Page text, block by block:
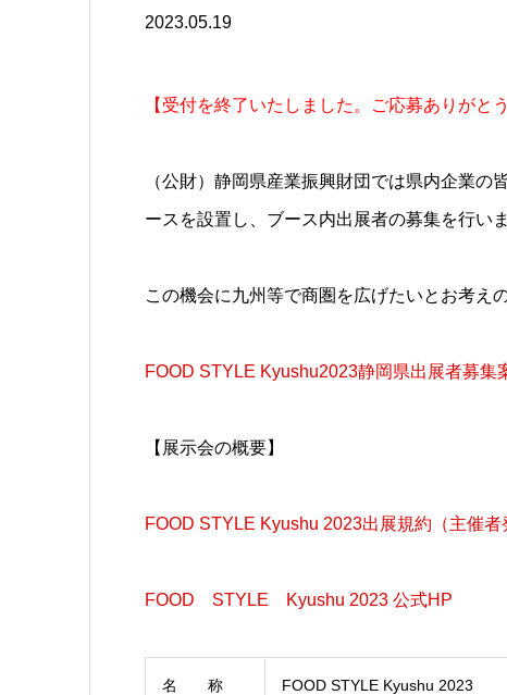
2023.05.19
【受付を終了いたしました。ご応募ありがと
（公財）静岡県産業振興財団では県内企業
ースを設置し、ブース内出展者の募集を行いま
この機会に九州等で商圏を広げたいとお考え
FOOD STYLE Kyushu2023静岡県出展者募集
【展示会の概要】
FOOD STYLE Kyushu 2023出展規約（主催者
FOOD STYLE Kyushu 2023 公式HP
名 称 FOOD STYLE Kyushu 2023